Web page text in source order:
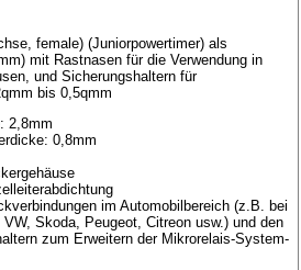
female) (Juniorpowertimer) als
mit Rastnasen für die Verwendung in
und Sicherungshaltern für
bis 0,5qmm
2,8mm
0,8mm
im Automobilbereich (z.B. bei
VW, Skoda, Peugeot, Citreon usw.) und den
zum Erweitern der Mikrorelais-System-